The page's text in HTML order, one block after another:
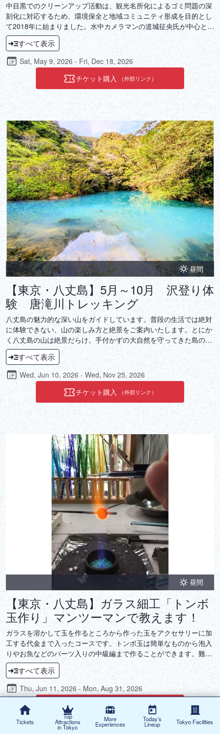
Tickets
Top
Attractions
in Tokyo
More
Experiences
Today’s
Lineup Tokyo Facilities
中目黒でのクリーンアップ活動は、観光名所化によるゴミ問題の深
刻化に対応するため、環境保全と地域コミュニティ形成を目的とし
て2018年に始まりました。水中カメラマンの道城征央氏が中心とな
り、近隣企業に呼びかけて発足した「中目黒村美化委員会」は、現
在では月2回、280回以上継続する活動となっています。この活動
は、単に街の美化に貢献するだけでなく、幅広い年齢層の地域住民
や企業関係者が交流するコミュニティの場としても機能していま
す。2022年には目黒エコチャレンジ顕彰を受賞するなど、その取り
組みは高く評価されています。今後は、外国人観光客も活動に巻き
込み、国際的なコミュニティ形成を目指しています。この商品はサ
ンライズツアーが考えるSDGs「環境に配慮した“Environment
(Eco) -Friendly”」、​「文化交流“Cross-Cultural Understanding”」、
「社会貢献“Social Contribution”」商品です。責任ある旅行を提唱
し、レスポンシブルトラベラーの輪を広げる活動をしてます。
すべて表示
Sat, May 9, 2026 - Fri, Dec 18, 2026
チケット購入
（外部リンク）
昼間
【東京・八丈島】5月～10月 沢登り体
験 唐滝川トレッキング
八丈島の魅力的な深い山をガイドしています。普段の生活では絶対
に体験できない、山の楽しみ方と絶景をご案内いたします。とにか
く八丈島の山は絶景だらけ。手付かずの大自然を守ってきた島の方
達の宝物です。一緒に島の絶景巡りを楽しみましょう！
すべて表示
Wed, Jun 10, 2026 - Wed, Nov 25, 2026
チケット購入
（外部リンク）
昼間
【東京・八丈島】ガラス細工「トンボ
玉作り」マンツーマンで教えます！
ガラスを溶かして玉を作るところから作った玉をアクセサリーに加
工する代金まで入ったコースです。トンボ玉は簡単なものから泡入
りやお魚などのパーツ入りの中級編まで作ることができます。難易
度は高めです。
すべて表示
Thu, Jun 11, 2026 - Mon, Aug 31, 2026
チケット購入
（外部リンク）